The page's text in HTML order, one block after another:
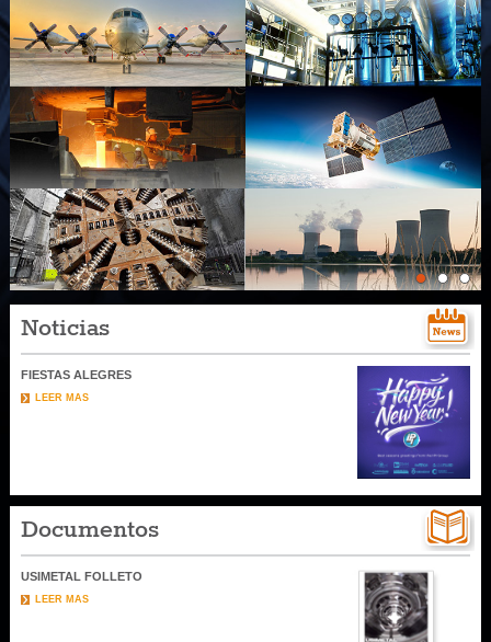
Noticias
FIESTAS ALEGRES
LEER MAS
Documentos
USIMETAL FOLLETO
LEER MAS